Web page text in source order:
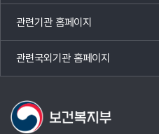
열기
관련기관 홈페이지
목록
열기
관련국외기관 홈페이지
목록
열기